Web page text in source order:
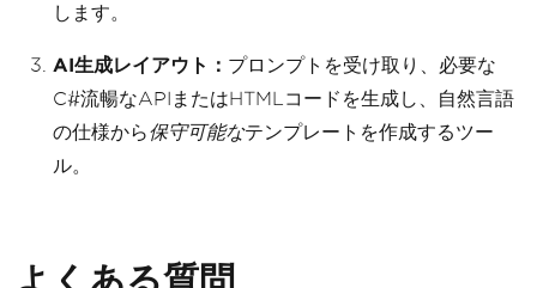
します。
AI生成レイアウト： プロンプトを受け取り、必要な
C#流暢なAPIまたはHTMLコードを生成し、自然言語
の仕様から保守可能なテンプレートを作成するツー
ル。
よくある質問